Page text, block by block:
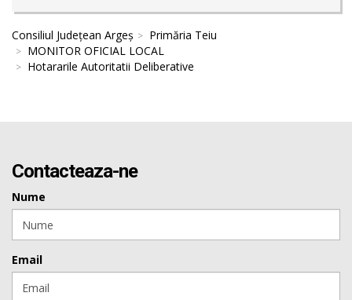
Consiliul Județean Argeș
Primăria Teiu
MONITOR OFICIAL LOCAL
Hotararile Autoritatii Deliberative
Contacteaza-ne
Nume
Email